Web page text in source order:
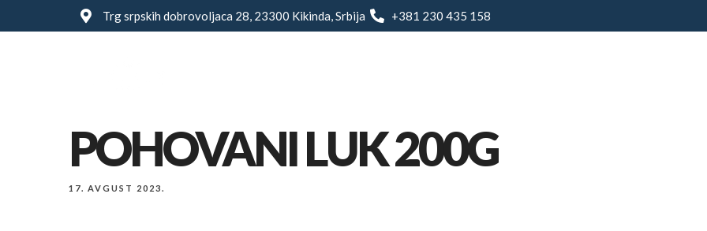
Trg srpskih dobrovoljaca 28, 23300 Kikinda, Srbija +381 230 435 158
POHOVANI LUK 200G
17. AVGUST 2023.